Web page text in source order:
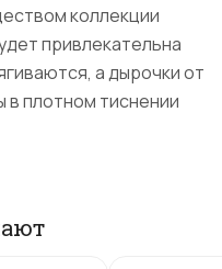
коллекции
привлекательна
а дырочки от
в плотном тиснении